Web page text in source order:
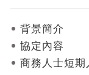
站
覽
絡
背景簡介
協定內容
商務人士短期